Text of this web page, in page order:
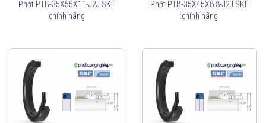
Phớt PTB-35X55X11-J2J SKF
chính hãng
Phớt PTB-35X45X8.8-J2J SKF
chính hãng